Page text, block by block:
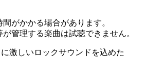
がかかる場合があります。
管理する楽曲は試聴できません。
激しいロックサウンドを込めた